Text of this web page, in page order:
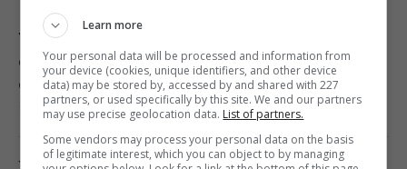
Угроза для Украины: журналисты
составили карту со 150 военными
объектами в Беларуси
11:16 пятница, 07 августа 2026
Learn more
Your personal data will be processed and information from
your device (cookies, unique identifiers, and other device
data) may be stored by, accessed by and shared with 227
partners, or used specifically by this site. We and our partners
may use precise geolocation data. List of partners.
Some vendors may process your personal data on the basis
of legitimate interest, which you can object to by managing